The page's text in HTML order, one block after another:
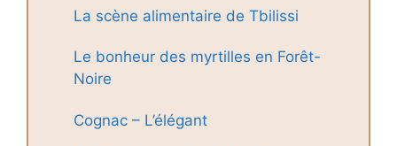
La scène alimentaire de Tbilissi
Le bonheur des myrtilles en Forêt-
Noire
Cognac – L’élégant